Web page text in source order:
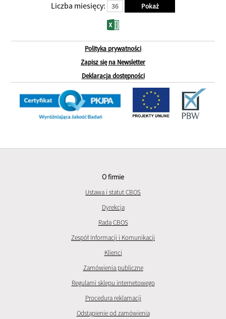
Liczba miesięcy:
Polityka prywatności
Zapisz się na Newsletter
Deklaracja dostępności
O firmie
Ustawa i statut CBOS
Dyrekcja
Rada CBOS
Zespół Informacji i Komunikacji
Klienci
Zamówienia publiczne
Regulami sklepu internetowego
Procedura reklamacji
Odstąpienie od zamówienia